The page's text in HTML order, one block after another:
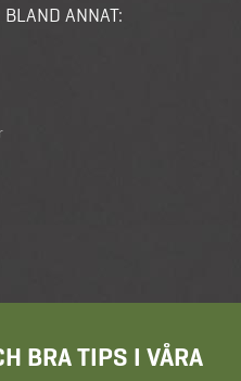
ANNAT:
BRA TIPS I VÅRA